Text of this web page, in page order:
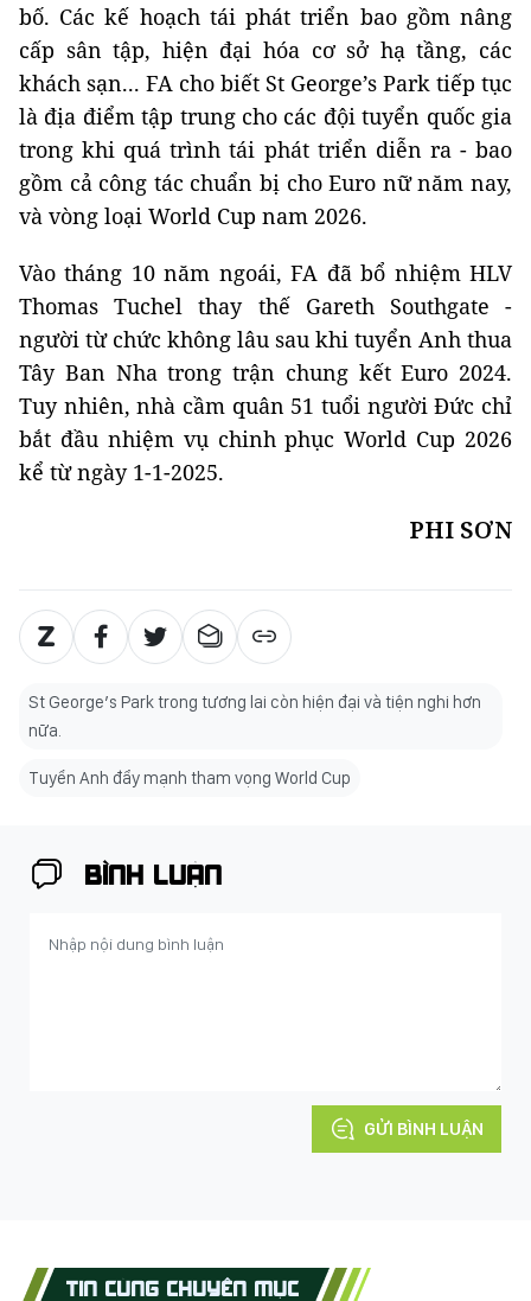
bố. Các kế hoạch tái phát triển bao gồm nâng
cấp sân tập, hiện đại hóa cơ sở hạ tầng, các
khách sạn... FA cho biết St George’s Park tiếp tục
là địa điểm tập trung cho các đội tuyển quốc gia
trong khi quá trình tái phát triển diễn ra - bao
gồm cả công tác chuẩn bị cho Euro nữ năm nay,
và vòng loại World Cup nam 2026.
Vào tháng 10 năm ngoái, FA đã bổ nhiệm HLV
Thomas Tuchel thay thế Gareth Southgate -
người từ chức không lâu sau khi tuyển Anh thua
Tây Ban Nha trong trận chung kết Euro 2024.
Tuy nhiên, nhà cầm quân 51 tuổi người Đức chỉ
bắt đầu nhiệm vụ chinh phục World Cup 2026
kể từ ngày 1-1-2025.
PHI SƠN
St George’s Park trong tương lai còn hiện đại và tiện nghi hơn
nữa.
Tuyển Anh đẩy mạnh tham vọng World Cup
BÌNH LUẬN
GỬI BÌNH LUẬN
TIN CÙNG CHUYÊN MỤC